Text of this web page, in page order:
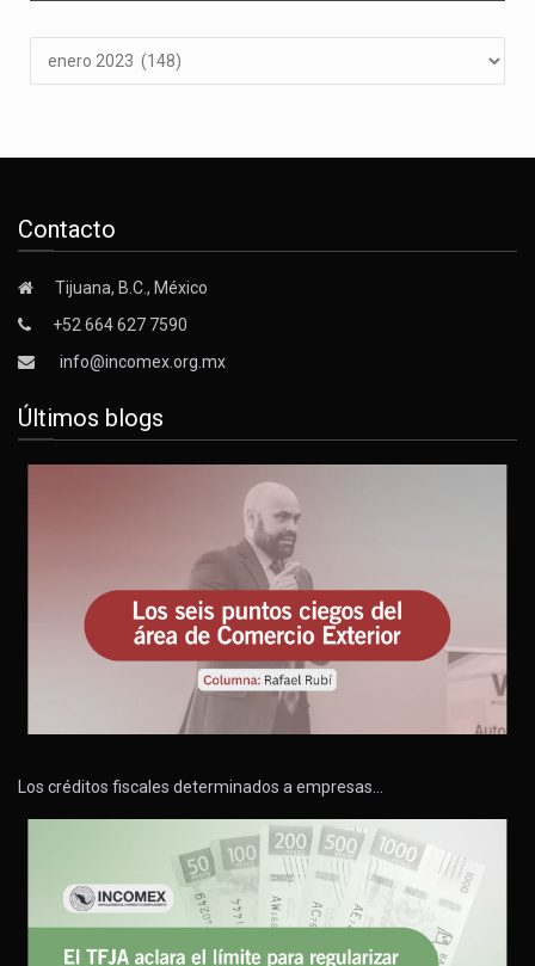
Contacto
Tijuana, B.C., México
+52 664 627 7590
info@incomex.org.mx
Últimos blogs
Los créditos fiscales determinados a empresas…